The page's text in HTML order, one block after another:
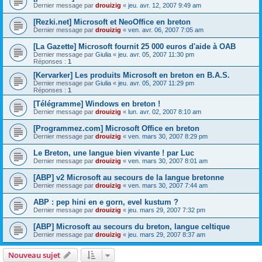
Dernier message par drouizig « jeu. avr. 12, 2007 9:49 am
[Rezki.net] Microsoft et NeoOffice en breton
Dernier message par drouizig « ven. avr. 06, 2007 7:05 am
[La Gazette] Microsoft fournit 25 000 euros d'aide à OAB
Dernier message par Giulia « jeu. avr. 05, 2007 11:30 pm
Réponses : 1
[Kervarker] Les produits Microsoft en breton en B.A.S.
Dernier message par Giulia « jeu. avr. 05, 2007 11:29 pm
Réponses : 1
[Télégramme] Windows en breton !
Dernier message par drouizig « lun. avr. 02, 2007 8:10 am
[Programmez.com] Microsoft Office en breton
Dernier message par drouizig « ven. mars 30, 2007 8:29 pm
Le Breton, une langue bien vivante ! par Luc
Dernier message par drouizig « ven. mars 30, 2007 8:01 am
[ABP] v2 Microsoft au secours de la langue bretonne
Dernier message par drouizig « ven. mars 30, 2007 7:44 am
ABP : pep hini en e gorn, evel kustum ?
Dernier message par drouizig « jeu. mars 29, 2007 7:32 pm
[ABP] Microsoft au secours du breton, langue celtique
Dernier message par drouizig « jeu. mars 29, 2007 8:37 am
Nouveau sujet